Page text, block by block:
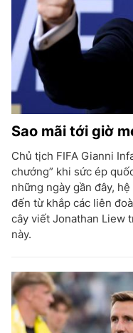
Sao mãi tới giờ
Chủ tịch FIFA Gianni
chướng” khi sức ép
những ngày gần đây,
đến từ khắp các liên
cây viết Jonathan Liew
này.